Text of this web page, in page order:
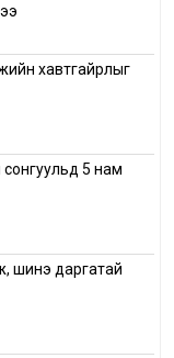
хавтгайрлыг
5 нам
шинэ даргатай